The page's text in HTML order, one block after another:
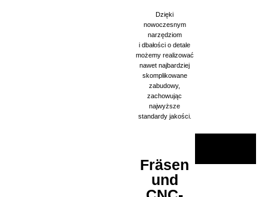
Dzięki
nowoczesnym
narzędziom
i dbałości o detale
możemy realizować
nawet najbardziej
skomplikowane
zabudowy,
zachowując
najwyższe
standardy jakości.
Fräsen
und